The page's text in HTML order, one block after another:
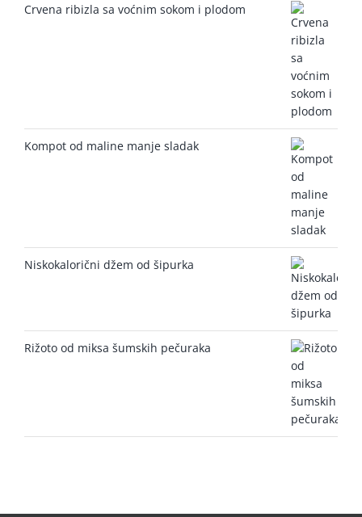
Crvena ribizla sa voćnim sokom i plodom
Kompot od maline manje sladak
Niskokalorični džem od šipurka
Rižoto od miksa šumskih pečuraka